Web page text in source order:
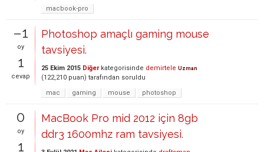
macbook-pro
–1
oy
1
cevap
Photoshop amaçlı gaming mouse
tavsiyesi.
25 Ekim 2015 Diğerkategorisinde demirtele Uzman
(122,210 puan) tarafından soruldu
mac
gaming mouse photoshop
0
oy
1
MacBook Pro mid 2012 için 8gb
ddr3 1600mhz ram tavsiyesi.